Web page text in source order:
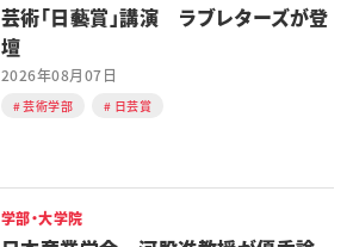
芸術「日藝賞」講演 ラブレターズが登
壇
2026年08月07日
芸術学部 日芸賞
学部・大学院